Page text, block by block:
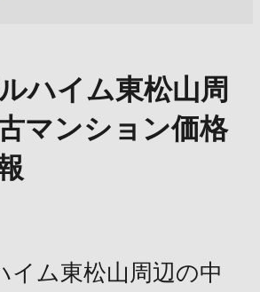
ハイム東松山周
マンション価格
イム東松山周辺の中